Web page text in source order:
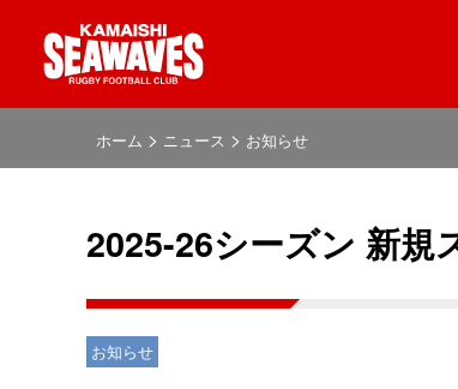
ホーム > ニュース > お知らせ
2025-26シーズン 新規
お知らせ